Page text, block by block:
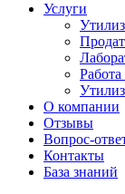
Услуги
Работа
О компании
Отзывы
Вопрос-
Контакты
База знаний